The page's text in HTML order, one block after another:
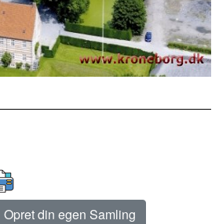
Opret din egen Samling